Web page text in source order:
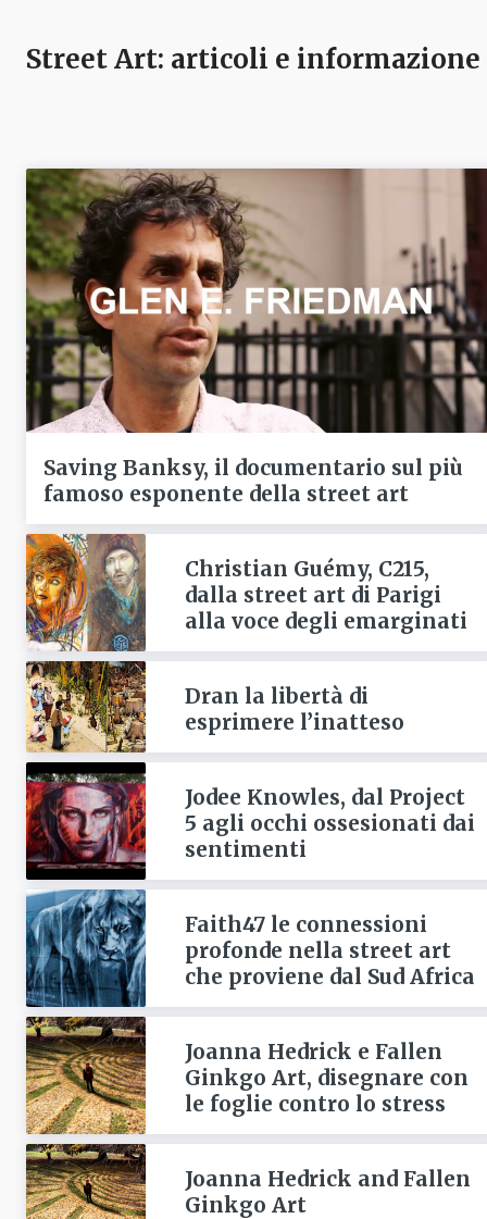
Street Art: articoli e informazione
Saving Banksy, il documentario sul più
famoso esponente della street art
Christian Guémy, C215,
dalla street art di Parigi
alla voce degli emarginati
Dran la libertà di
esprimere l’inatteso
Jodee Knowles, dal Project
5 agli occhi ossesionati dai
sentimenti
Faith47 le connessioni
profonde nella street art
che proviene dal Sud Africa
Joanna Hedrick e Fallen
Ginkgo Art, disegnare con
le foglie contro lo stress
Joanna Hedrick and Fallen
Ginkgo Art